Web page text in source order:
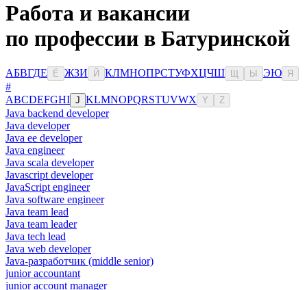
Работа и вакансии
по профессии в Батуринской
АБВГДЕ Ё ЖЗИ Й КЛМНОПРСТУФХЦЧШ Ы ЭЮ Я
#
ABCDEFGHI J KLMNOPQRSTUVWX Y Z
Java backend developer
Java developer
Java ee developer
Java engineer
Java scala developer
Javascript developer
JavaScript engineer
Java software engineer
Java team lead
Java team leader
Java tech lead
Java web developer
Java-разработчик (middle senior)
junior accountant
junior account manager